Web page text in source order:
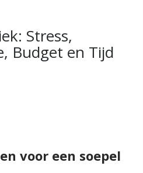
Stress,
Budget en Tijd
voor een soepel